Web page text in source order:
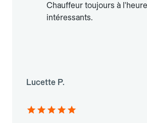
Chauffeur toujours à
intéressants.
Lucette P.